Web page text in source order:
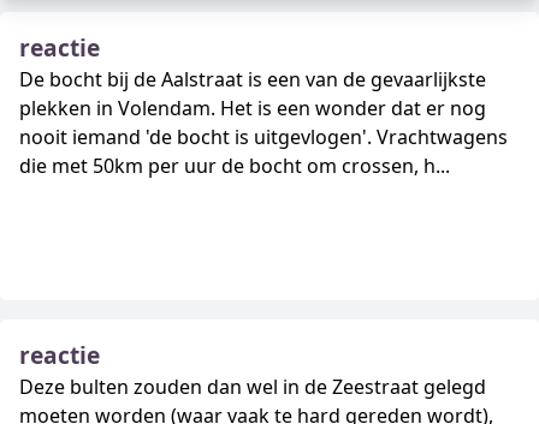
reactie
De bocht bij de Aalstraat is een van de gevaarlijkste
plekken in Volendam. Het is een wonder dat er nog
nooit iemand 'de bocht is uitgevlogen'. Vrachtwagens
die met 50km per uur de bocht om crossen, h...
reactie
Deze bulten zouden dan wel in de Zeestraat gelegd
moeten worden (waar vaak te hard gereden wordt),